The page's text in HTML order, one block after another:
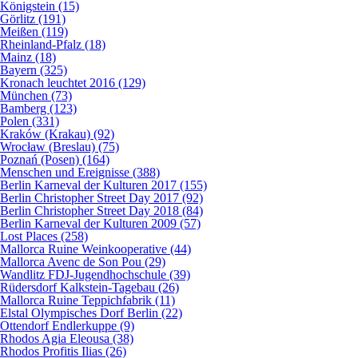
Königstein (15)
Görlitz (191)
Meißen (119)
Rheinland-Pfalz (18)
Mainz (18)
Bayern (325)
Kronach leuchtet 2016 (129)
München (73)
Bamberg (123)
Polen (331)
Kraków (Krakau) (92)
Wrocław (Breslau) (75)
Poznań (Posen) (164)
Menschen und Ereignisse (388)
Berlin Karneval der Kulturen 2017 (155)
Berlin Christopher Street Day 2017 (92)
Berlin Christopher Street Day 2018 (84)
Berlin Karneval der Kulturen 2009 (57)
Lost Places (258)
Mallorca Ruine Weinkooperative (44)
Mallorca Avenc de Son Pou (29)
Wandlitz FDJ-Jugendhochschule (39)
Rüdersdorf Kalkstein-Tagebau (26)
Mallorca Ruine Teppichfabrik (11)
Elstal Olympisches Dorf Berlin (22)
Ottendorf Endlerkuppe (9)
Rhodos Agia Eleousa (38)
Rhodos Profitis Ilias (26)